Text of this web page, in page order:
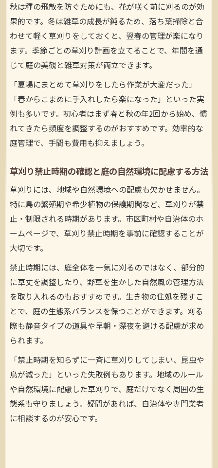
秋は種の飛散を防ぐためにも、花が咲く前に刈るのが効
果的です。冬は雑草の成長が鈍るため、落ち葉掃除と合
わせて軽く草刈りをしておくと、翌春の管理が楽になり
ます。季節ごとの草刈り計画を立てることで、年間を通
じて庭の美観と雑草対策が両立できます。
「夏場にまとめて草刈りをしたら作業が大変だった」
「春からこまめに手入れしたら楽になった」といった実
例も多いです。初心者はまず春と秋の年2回から始め、慣
れてきたら頻度を調整するのがおすすめです。効率的な
庭管理で、手間も費用も抑えましょう。
草刈り禁止時期の確認と庭の自然環境に配慮する方法
草刈りには、地域や自然環境への配慮も欠かせません。
特に鳥の繁殖期や希少植物の保護期間など、草刈りが禁
止・制限される時期があります。市区町村や自治体のホ
ームページで、草刈り禁止時期を事前に確認することが
大切です。
禁止時期には、庭全体を一気に刈るのではなく、部分的
に草丈を調整したり、野草を生かした自然風の管理方法
を取り入れるのもおすすめです。生き物の住処を残すこ
とで、庭の生態系バランスを保つことができます。刈る
際も静音タイプの道具や早朝・深夜を避ける配慮が求め
られます。
「禁止時期を知らずに一斉に草刈りしてしまい、昆虫や
鳥が減った」といった失敗例もあります。地域のルール
や自然環境に配慮した草刈りで、庭だけでなく周囲の生
態系も守りましょう。疑問があれば、自治体や専門業者
に相談するのが安心です。